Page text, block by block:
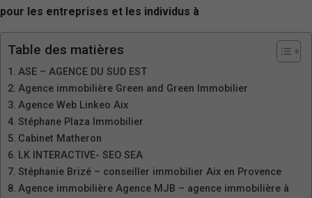
pour les entreprises et les individus à
Table des matières
ASE – AGENCE DU SUD EST
Agence immobilière Green and Green Immobilier
Agence Web Linkeo Aix
Stéphane Plaza Immobilier
Cabinet Matheron
LK INTERACTIVE- SEO SEA
Stéphanie Brizé – conseiller immobilier Aix en Provence
Agence immobilière Agence MJB – agence immobilière à